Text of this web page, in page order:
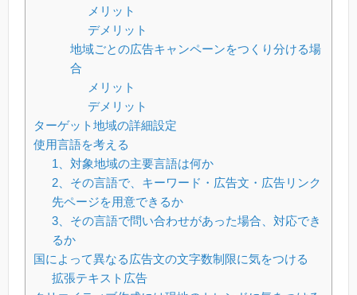
メリット
デメリット
地域ごとの広告キャンペーンをつくり分ける場
合
メリット
デメリット
ターゲット地域の詳細設定
使用言語を考える
1、対象地域の主要言語は何か
2、その言語で、キーワード・広告文・広告リンク
先ページを用意できるか
3、その言語で問い合わせがあった場合、対応でき
るか
国によって異なる広告文の文字数制限に気をつける
拡張テキスト広告